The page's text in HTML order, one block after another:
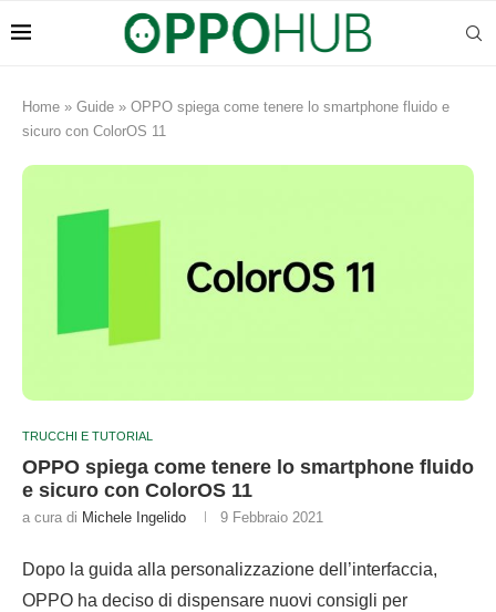
Home » Guide » OPPO spiega come tenere lo smartphone fluido e
sicuro con ColorOS 11
TRUCCHI E TUTORIAL
OPPO spiega come tenere lo smartphone fluido
e sicuro con ColorOS 11
a cura di Michele Ingelido 9 Febbraio 2021
Dopo la guida alla personalizzazione dell’interfaccia,
OPPO ha deciso di dispensare nuovi consigli per